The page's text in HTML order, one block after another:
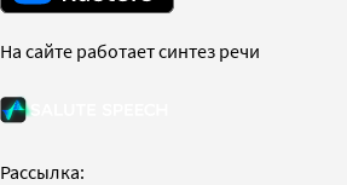
На сайте работает синтез речи
Рассылка: